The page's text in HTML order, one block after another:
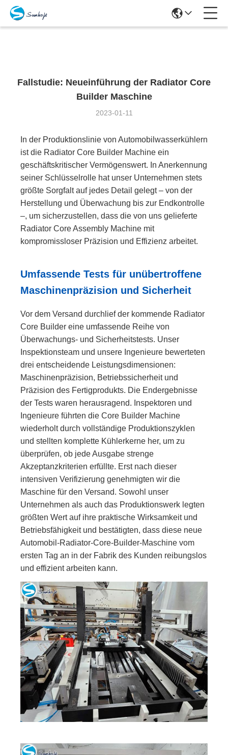
Fallstudie: Neueinführung der Radiator Core
Builder Maschine
2023-01-11
In der Produktionslinie von Automobilwasserkühlern
ist die Radiator Core Builder Machine ein
geschäftskritischer Vermögenswert. In Anerkennung
seiner Schlüsselrolle hat unser Unternehmen stets
größte Sorgfalt auf jedes Detail gelegt – von der
Herstellung und Überwachung bis zur Endkontrolle
–, um sicherzustellen, dass die von uns gelieferte
Radiator Core Assembly Machine mit
kompromissloser Präzision und Effizienz arbeitet.
Umfassende Tests für unübertroffene
Maschinenpräzision und Sicherheit
Vor dem Versand durchlief der kommende Radiator
Core Builder eine umfassende Reihe von
Überwachungs- und Sicherheitstests. Unser
Inspektionsteam und unsere Ingenieure bewerteten
drei entscheidende Leistungsdimensionen:
Maschinenpräzision, Betriebssicherheit und
Präzision des Fertigprodukts. Die Endergebnisse
der Tests waren herausragend. Inspektoren und
Ingenieure führten die Core Builder Machine
wiederholt durch vollständige Produktionszyklen
und stellten komplette Kühlerkerne her, um zu
überprüfen, ob jede Ausgabe strenge
Akzeptanzkriterien erfüllte. Erst nach dieser
intensiven Verifizierung genehmigten wir die
Maschine für den Versand. Sowohl unser
Unternehmen als auch das Produktionswerk legten
größten Wert auf ihre praktische Wirksamkeit und
Betriebsfähigkeit und bestätigten, dass diese neue
Automobil-Radiator-Core-Builder-Maschine vom
ersten Tag an in der Fabrik des Kunden reibungslos
und effizient arbeiten kann.